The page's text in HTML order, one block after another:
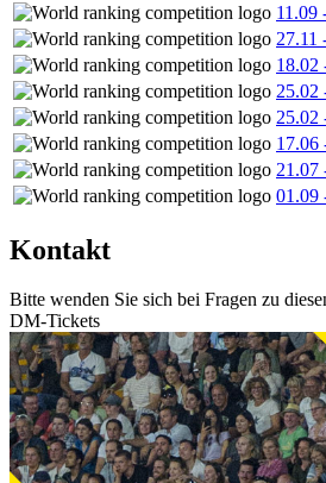
11.09
27.11
18.02
25.02
25.02
17.06
21.07
01.09
Kontakt
Bitte wenden Sie sich bei Fragen zu
DM-Tickets